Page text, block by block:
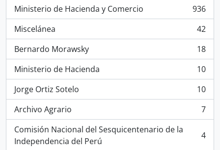
Ministerio de Hacienda y Comercio
, 936 resultados
936
Miscelánea
, 42 resultados
42
Bernardo Morawsky
, 18 resultados
18
Ministerio de Hacienda
, 10 resultados
10
Jorge Ortiz Sotelo
, 10 resultados
10
Archivo Agrario
, 7 resultados
7
Comisión Nacional del Sesquicentenario de la
Independencia del Perú
, 4 resultados 4